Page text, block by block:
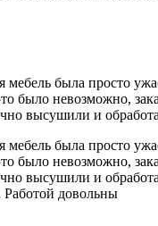
мебель была просто
было невозможно,
высушили и
мебель была просто
было невозможно,
высушили и
Работой довольны